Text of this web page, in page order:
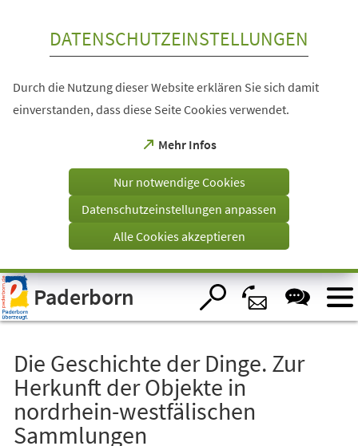
Visuelle
Assistenzsoftware
öffnen.
DATENSCHUTZEINSTELLUNGEN
Durch die Nutzung dieser Website erklären Sie sich damit
einverstanden, dass diese Seite Cookies verwendet.
Mehr Infos
(Öffnet
einem
Tab)
Nur notwendige Cookies
Datenschutzeinstellungen anpassen
Alle Cookies akzeptieren
Paderborn
Die Geschichte der Dinge. Zur
Herkunft der Objekte in
nordrhein-westfälischen
Sammlungen